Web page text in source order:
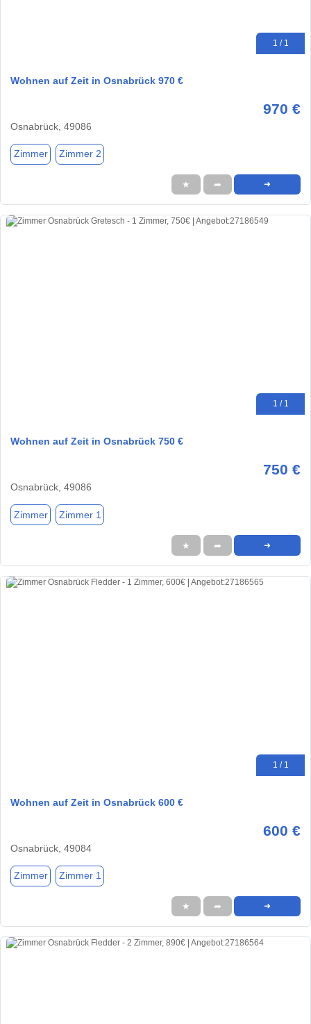
1 / 1
Wohnen auf Zeit in Osnabrück 970 €
970 €
Osnabrück, 49086
Zimmer Zimmer 2
★ ➦ ➜
1 / 1
Wohnen auf Zeit in Osnabrück 750 €
750 €
Osnabrück, 49086
Zimmer Zimmer 1
★ ➦ ➜
1 / 1
Wohnen auf Zeit in Osnabrück 600 €
600 €
Osnabrück, 49084
Zimmer Zimmer 1
★ ➦ ➜